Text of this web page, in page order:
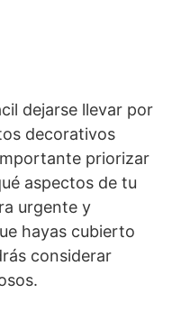
dejarse llevar por
decorativos
priorizar
aspectos de tu
urgente y
hayas cubierto
considerar